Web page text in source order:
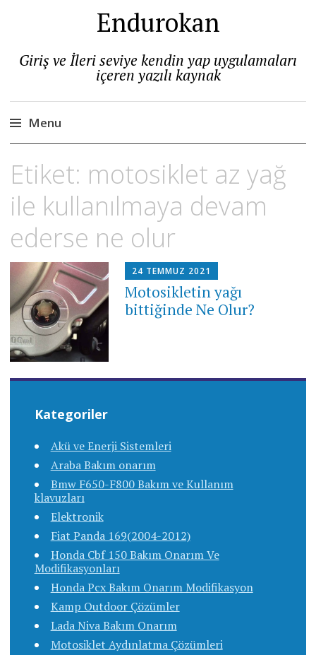
Endurokan
Giriş ve İleri seviye kendin yap uygulamaları
içeren yazılı kaynak
Menu
to
Etiket: motosiklet az yağ
ile kullanılmaya devam
ederse ne olur
24 TEMMUZ 2021
Motosikletin yağı
bittiğinde Ne Olur?
Kategoriler
Akü ve Enerji Sistemleri
Araba Bakım onarım
Bmw F650-F800 Bakım ve Kullanım
klavuzları
Elektronik
Fiat Panda 169(2004-2012)
Honda Cbf 150 Bakım Onarım Ve
Modifikasyonları
Honda Pcx Bakım Onarım Modifikasyon
Kamp Outdoor Çözümler
Lada Niva Bakım Onarım
Motosiklet Aydınlatma Çözümleri